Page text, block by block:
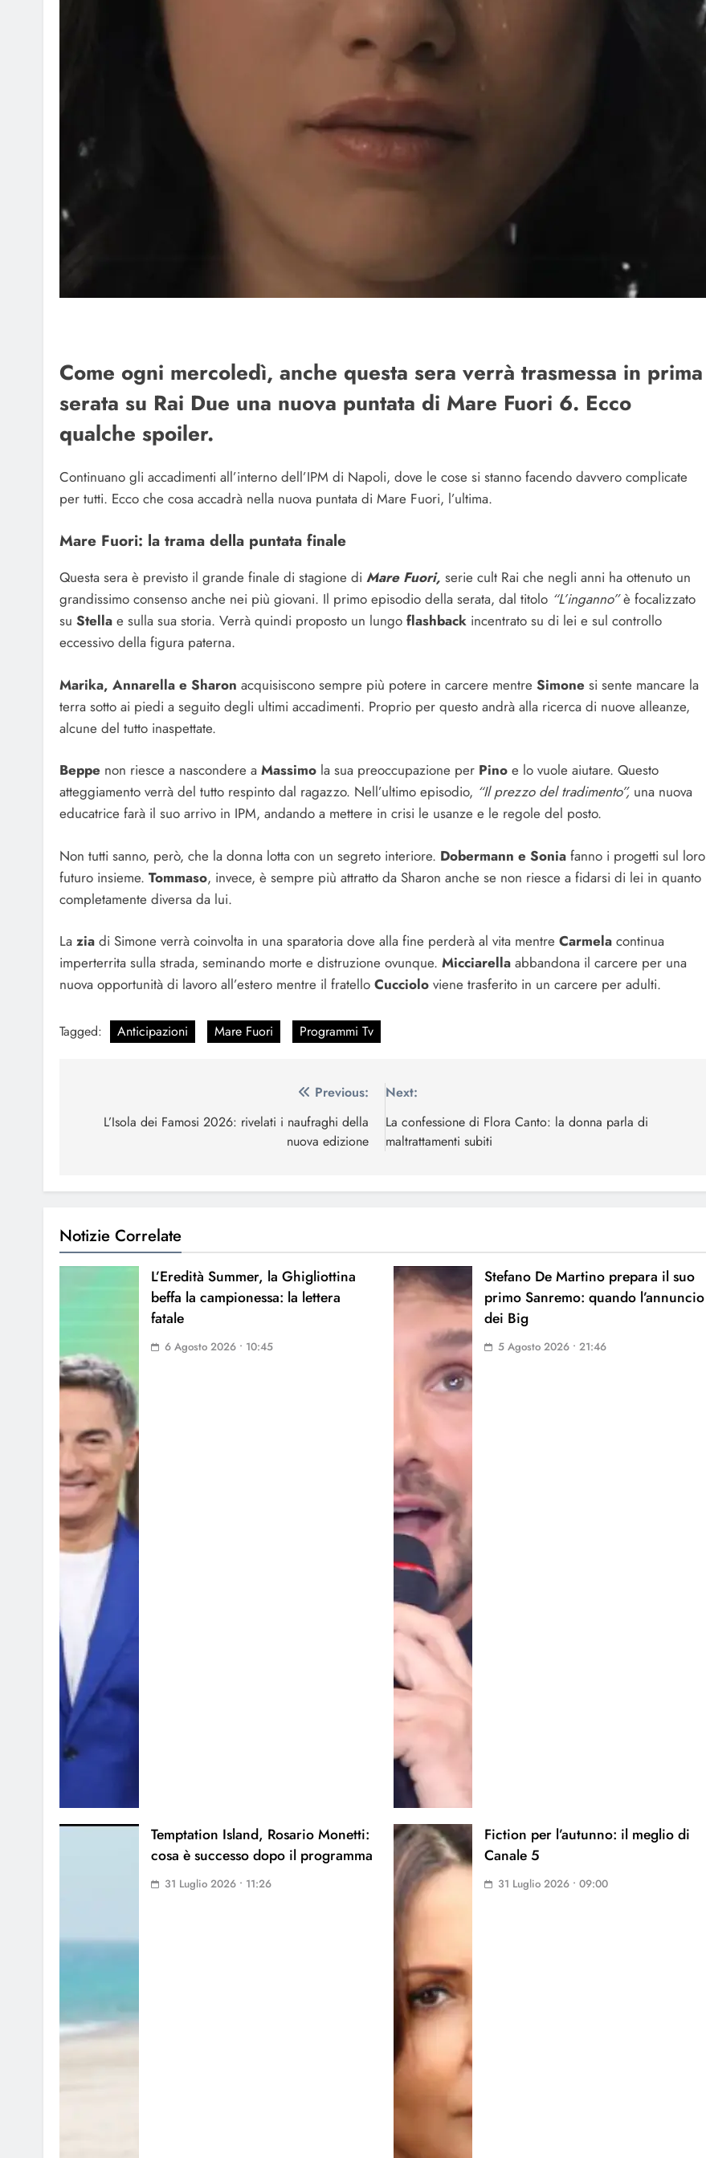
Come ogni mercoledì, anche questa sera verrà trasmessa in prima
serata su Rai Due una nuova puntata di Mare Fuori 6. Ecco
qualche spoiler.
Continuano gli accadimenti all’interno dell’IPM di Napoli, dove le cose si stanno facendo davvero complicate
per tutti. Ecco che cosa accadrà nella nuova puntata di Mare Fuori, l’ultima.
Mare Fuori: la trama della puntata finale
Questa sera è previsto il grande finale di stagione di Mare Fuori, serie cult Rai che negli anni ha ottenuto un
grandissimo consenso anche nei più giovani. Il primo episodio della serata, dal titolo “L’inganno”è focalizzato
su Stella e sulla sua storia. Verrà quindi proposto un lungo flashback incentrato su di lei e sul controllo
eccessivo della figura paterna.
Marika, Annarella e Sharon acquisiscono sempre più potere in carcere mentre Simone si sente mancare la
terra sotto ai piedi a seguito degli ultimi accadimenti. Proprio per questo andrà alla ricerca di nuove alleanze,
alcune del tutto inaspettate.
Beppe non riesce a nascondere a Massimo la sua preoccupazione per Pino e lo vuole aiutare. Questo
atteggiamento verrà del tutto respinto dal ragazzo. Nell’ultimo episodio, “Il prezzo del tradimento”, una nuova
educatrice farà il suo arrivo in IPM, andando a mettere in crisi le usanze e le regole del posto.
Non tutti sanno, però, che la donna lotta con un segreto interiore. Dobermann e Sonia fanno i progetti sul loro
futuro insieme. Tommaso, invece, è sempre più attratto da Sharon anche se non riesce a fidarsi di lei in quanto
completamente diversa da lui.
La zia di Simone verrà coinvolta in una sparatoria dove alla fine perderà al vita mentre Carmela continua
imperterrita sulla strada, seminando morte e distruzione ovunque. Micciarella abbandona il carcere per una
nuova opportunità di lavoro all’estero mentre il fratello Cucciolo viene trasferito in un carcere per adulti.
Tagged: Anticipazioni Mare Fuori Programmi Tv
articoli
Previous:
L’Isola dei Famosi 2026: rivelati i naufraghi della
nuova edizione
Next:
La confessione di Flora Canto: la donna parla di
maltrattamenti subiti
Notizie Correlate
L’Eredità Summer, la Ghigliottina
beffa la campionessa: la lettera
fatale
6 Agosto 2026 • 10:45
Stefano De Martino prepara il suo
primo Sanremo: quando l’annuncio
dei Big
5 Agosto 2026 • 21:46
Temptation Island, Rosario Monetti:
cosa è successo dopo il programma
31 Luglio 2026 • 11:26
Fiction per l’autunno: il meglio di
Canale 5
31 Luglio 2026 • 09:00